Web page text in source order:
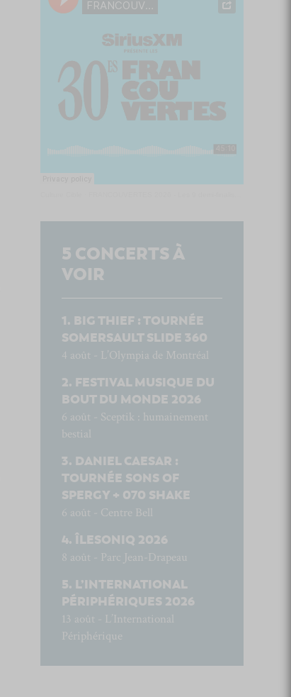
5 CONCERTS À
VOIR
BIG THIEF : TOURNÉE
SOMERSAULT SLIDE 360
4 août - L’Olympia de Montréal
FESTIVAL MUSIQUE DU
BOUT DU MONDE 2026
6 août - Sceptik : humainement
bestial
DANIEL CAESAR :
TOURNÉE SONS OF
SPERGY + 070 SHAKE
6 août - Centre Bell
ÎLESONIQ 2026
8 août - Parc Jean-Drapeau
L’INTERNATIONAL
PÉRIPHÉRIQUES 2026
13 août - L’International
Périphérique